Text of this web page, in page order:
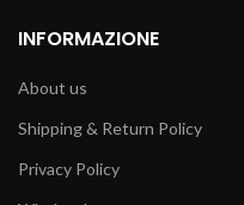
INFORMAZIONE
About us
Shipping & Return Policy
Privacy Policy